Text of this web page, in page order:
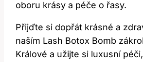
oboru krásy a péče o řasy.
Přijďte si dopřát krásné a
naším Lash Botox Bomb
Králové a užijte si luxusní